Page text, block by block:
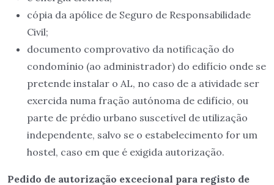
cópia da apólice de Seguro de Responsabilidade
Civil;
documento comprovativo da notificação do
condomínio (ao administrador) do edifício onde se
pretende instalar o AL, no caso de a atividade ser
exercida numa fração autónoma de edifício, ou
parte de prédio urbano suscetível de utilização
independente, salvo se o estabelecimento for um
hostel, caso em que é exigida autorização.
Pedido de autorização excecional para registo de